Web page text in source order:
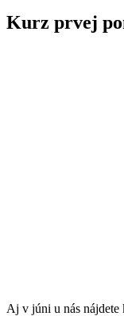
Kurz prvej
Aj v júni u nás